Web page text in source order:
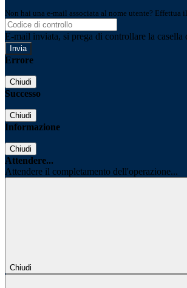
Non hai una e-mail associata al nome utente? Effettua
E-mail inviata, si prega di controllare la casella
Errore
Chiudi
Successo
Chiudi
Informazione
Chiudi
Attendere...
Attendere il completamento dell'operazione...
Chiudi